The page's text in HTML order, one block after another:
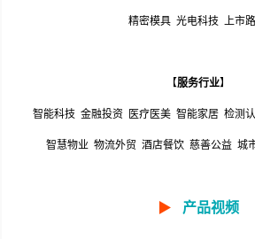
精密模具 光电科技 上市
【服务行业】
智能科技 金融投资 医疗医美 智能家居 检测
智慧物业 物流外贸 酒店餐饮 慈善公益 城
▶ 产品视频